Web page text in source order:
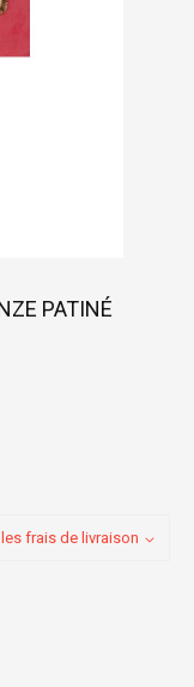
PATINÉ
frais de livraison